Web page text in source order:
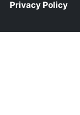
Privacy Policy